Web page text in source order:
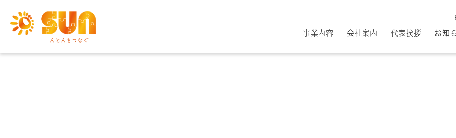
事業内容 会社案内 代表挨拶 お知